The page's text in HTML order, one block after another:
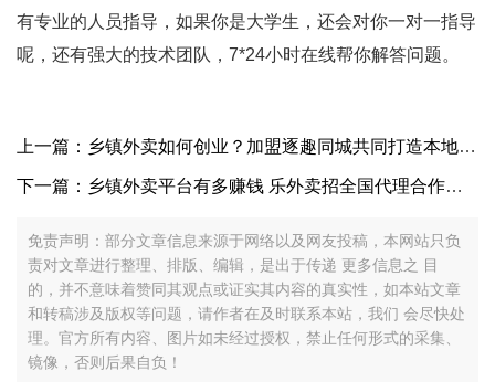
有专业的人员指导， 如果你是大学生，还会对你一对一指导
呢 ，还有强大的技术团队 ，7*24小时在线帮你解答问题。
上一篇：乡镇外卖如何创业？加盟逐趣同城共同打造本地生活服务平台
下一篇：乡镇外卖平台有多赚钱 乐外卖招全国代理合作商加盟
免责声明：部分文章信息来源于网络以及网友投稿，本网站只负
责对文章进行整理、排版、编辑，是出于传递 更多信息之 目
的，并不意味着赞同其观点或证实其内容的真实性，如本站文章
和转稿涉及版权等问题，请作者在及时联系本站，我们 会尽快处
理。官方所有内容、图片如未经过授权，禁止任何形式的采集、
镜像，否则后果自负！